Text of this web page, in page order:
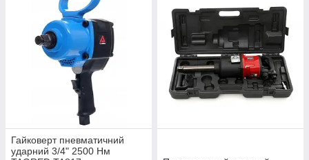
Гайковерт пневматичний
ударний 3/4" 2500 Нм